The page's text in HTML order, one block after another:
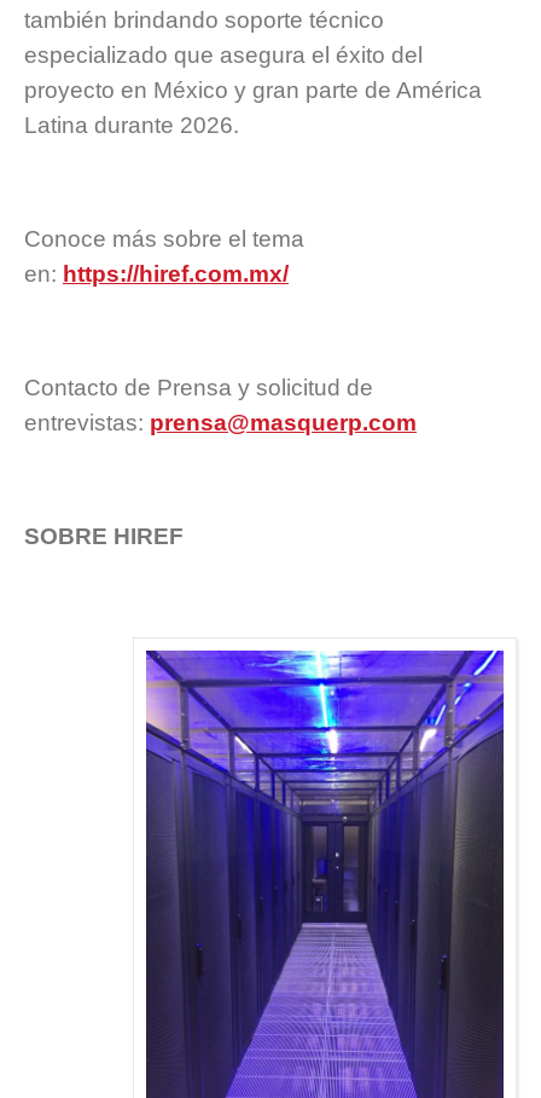
también brindando soporte técnico
especializado que asegura el éxito del
proyecto en México y gran parte de América
Latina durante 2026.
Conoce más sobre el tema
en: https://hiref.com.mx/
Contacto de Prensa y solicitud de
entrevistas: prensa@masquerp.com
SOBRE HIREF